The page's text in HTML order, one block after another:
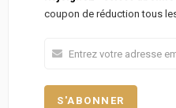
coupon de réduction tous